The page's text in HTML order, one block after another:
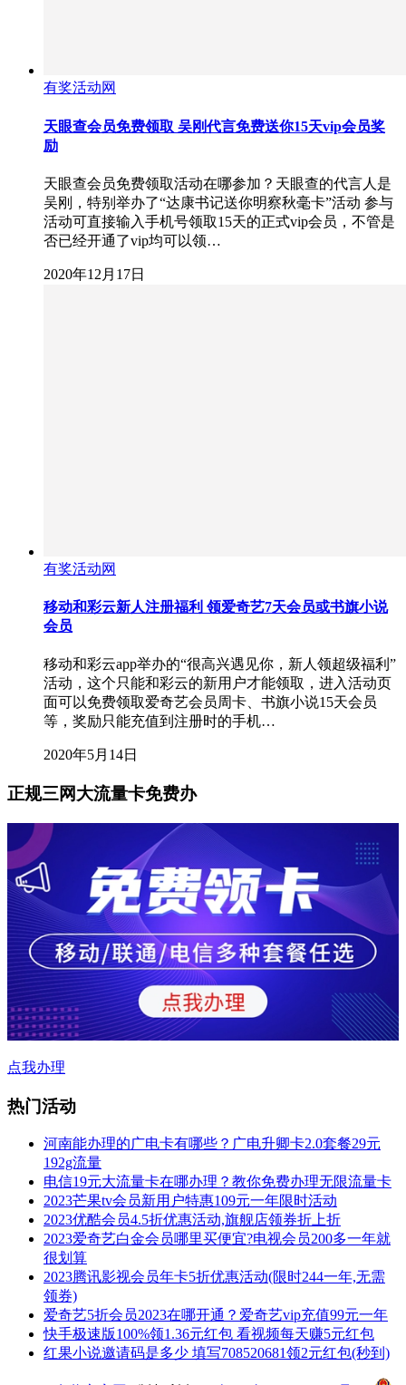
有奖活动网
天眼查会员免费领取 吴刚代言免费送你15天vip会员奖
励
天眼查会员免费领取活动在哪参加？天眼查的代言人是
吴刚，特别举办了“达康书记送你明察秋毫卡”活动 参与
活动可直接输入手机号领取15天的正式vip会员，不管是
否已经开通了vip均可以领…
2020年12月17日
有奖活动网
移动和彩云新人注册福利 领爱奇艺7天会员或书旗小说
会员
移动和彩云app举办的“很高兴遇见你，新人领超级福利”
活动，这个只能和彩云的新用户才能领取，进入活动页
面可以免费领取爱奇艺会员周卡、书旗小说15天会员
等，奖励只能充值到注册时的手机…
2020年5月14日
正规三网大流量卡免费办
点我办理
热门活动
河南能办理的广电卡有哪些？广电升卿卡2.0套餐29元
192g流量
电信19元大流量卡在哪办理？教你免费办理无限流量卡
2023芒果tv会员新用户特惠109元一年限时活动
2023优酷会员4.5折优惠活动,旗舰店领券折上折
2023爱奇艺白金会员哪里买便宜?电视会员200多一年就
很划算
2023腾讯影视会员年卡5折优惠活动(限时244一年,无需
领券)
爱奇艺5折会员2023在哪开通？爱奇艺vip充值99元一年
快手极速版100%领1.36元红包 看视频每天赚5元红包
红果小说邀请码是多少 填写708520681领2元红包(秒到)